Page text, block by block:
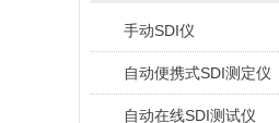
手动SDI仪
自动便携式SDI测定仪
自动在线SDI测试仪